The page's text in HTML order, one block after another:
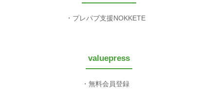
プレパブ支援NOKKETE
valuepress
無料会員登録